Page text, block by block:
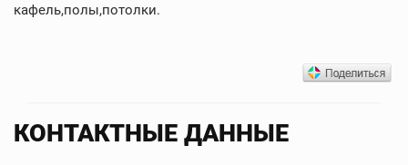
кафель,полы,потолки.
КОНТАКТНЫЕ ДАННЫЕ